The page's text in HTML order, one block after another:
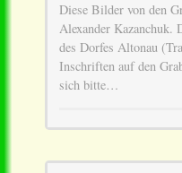
Diese Bilder von den
Alexander Kazanchuk.
des Dorfes Altonau
Inschriften auf den
sich bitte…